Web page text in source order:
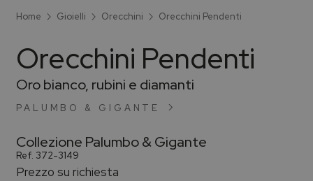
Home Gioielli Orecchini Orecchini Pendenti
PALUMBO & GIGANTE
Orecchini Pendenti
Oro bianco, rubini e diamanti
Collezione Palumbo & Gigante
Ref. 372-3149
Prezzo su richiesta